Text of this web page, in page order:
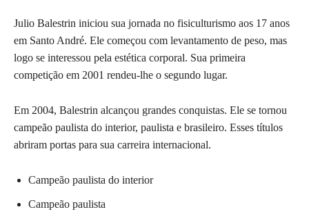
Julio Balestrin iniciou sua jornada no fisiculturismo aos 17 anos
em Santo André. Ele começou com levantamento de peso, mas
logo se interessou pela estética corporal. Sua primeira
competição em 2001 rendeu-lhe o segundo lugar.
Em 2004, Balestrin alcançou grandes conquistas. Ele se tornou
campeão paulista do interior, paulista e brasileiro. Esses títulos
abriram portas para sua carreira internacional.
Campeão paulista do interior
Campeão paulista